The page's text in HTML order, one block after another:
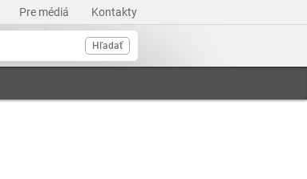
Pre médiá Kontakty
Hľadať